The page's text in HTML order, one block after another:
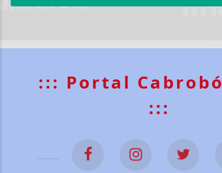
::: Portal
:::